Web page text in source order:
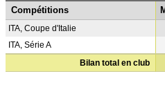
Compétitions
ITA, Coupe d'Italie
ITA, Série A
Bilan total en club